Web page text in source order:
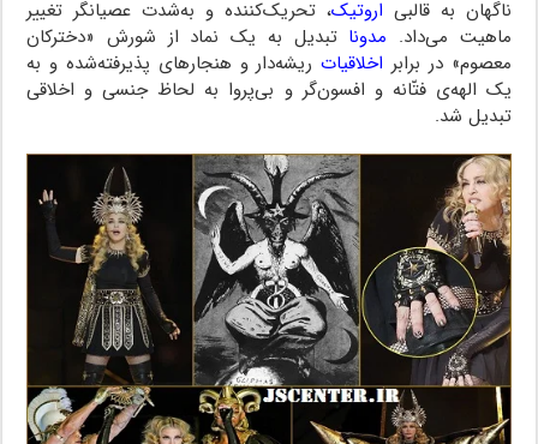
ناگهان به قالبی اروتیک، تحریک‌کننده و به‌شدت عصیانگر تغییر
ماهیت می‌داد. مدونا تبدیل به یک نماد از شورش «دخترکان
معصوم» در برابر اخلاقیاتریشه‌دار و هنجارهای پذیرفته‌شده و به
یک الهه‌ی فتّانه و افسون‌گر و بی‌پروا به لحاظ جنسی و اخلاقی
تبدیل شد.